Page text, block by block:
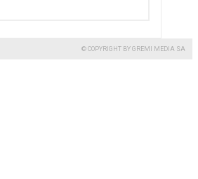
© COPYRIGHT BY GREMI MEDIA SA